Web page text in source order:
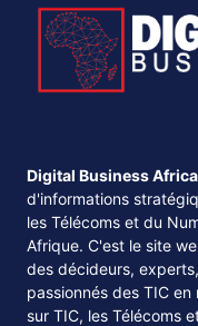
Digital Business Africa
d'informations
les Télécoms et du
Afrique. C'est le site
des décideurs,
passionnés des TIC
sur TIC, les Télécoms